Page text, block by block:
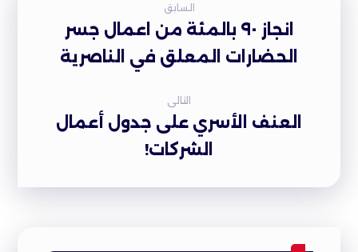
السابق
انجاز ٩٠ بالمئة من اعمال جسر
الحضارات المعلق في الناصرية
التالى
العنف الأسري على جدول أعمال
الشركات!